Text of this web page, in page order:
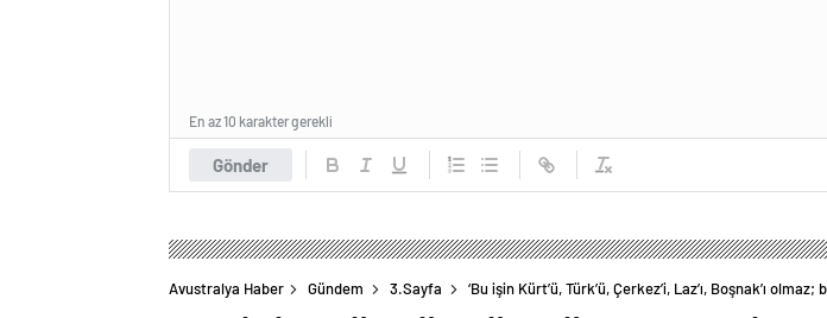
Gönder
En az 10 karakter gerekli
Avustralya Haber Gündem 3.Sayfa ‘Bu işin Kürt’ü, Türk’ü, Çerkez’i, Laz’ı, Boşnak’ı